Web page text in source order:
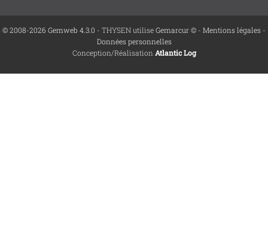
© 2008-2026 Gemweb 4.3.0 - THYSEN utiliseGemarcur © - Mentions légales -
Données personnelles
Conception/Réalisation Atlantic Log